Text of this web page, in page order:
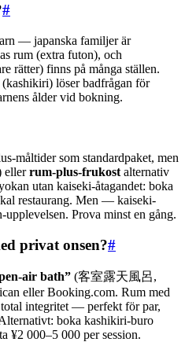
#
— japanska familjer är
rum (extra futon), och
rätter) finns på många ställen.
löser badfrågan för
ålder vid bokning.
måltider som standardpaket, men
ellerrum-plus-frukost alternativ
utan kaiseki-åtagandet: boka
restaurang. Men — kaiseki-
Prova minst en gång.
privat onsen?#
air bath” (客室露天風呂,
eller Booking.com. Rum med
integritet — perfekt för par,
boka kashikiri-buro
¥2 000–5 000 per session.